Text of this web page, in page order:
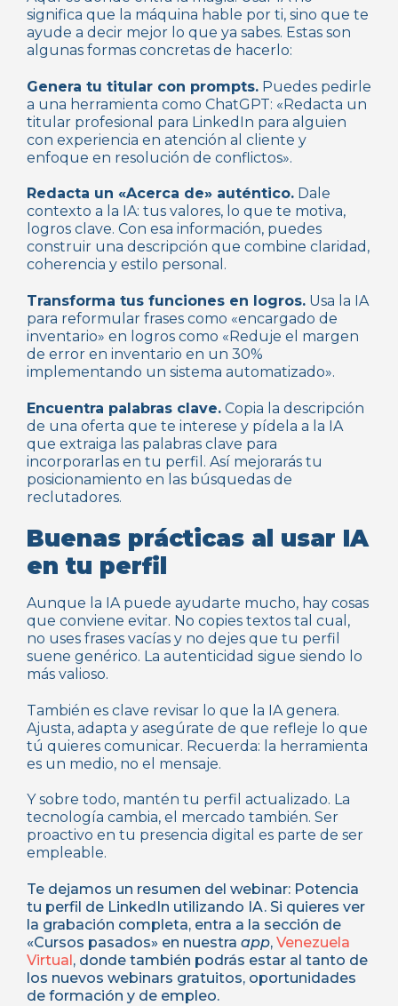
significa que la máquina hable por ti, sino que te
ayude a decir mejor lo que ya sabes. Estas son
algunas formas concretas de hacerlo:
Genera tu titular con prompts. Puedes pedirle
a una herramienta como ChatGPT: «Redacta un
titular profesional para LinkedIn para alguien
con experiencia en atención al cliente y
enfoque en resolución de conflictos».
Redacta un «Acerca de» auténtico. Dale
contexto a la IA: tus valores, lo que te motiva,
logros clave. Con esa información, puedes
construir una descripción que combine claridad,
coherencia y estilo personal.
Transforma tus funciones en logros. Usa la IA
para reformular frases como «encargado de
inventario» en logros como «Reduje el margen
de error en inventario en un 30%
implementando un sistema automatizado».
Encuentra palabras clave. Copia la descripción
de una oferta que te interese y pídela a la IA
que extraiga las palabras clave para
incorporarlas en tu perfil. Así mejorarás tu
posicionamiento en las búsquedas de
reclutadores.
Buenas prácticas al usar IA
en tu perfil
Aunque la IA puede ayudarte mucho, hay cosas
que conviene evitar. No copies textos tal cual,
no uses frases vacías y no dejes que tu perfil
suene genérico. La autenticidad sigue siendo lo
más valioso.
También es clave revisar lo que la IA genera.
Ajusta, adapta y asegúrate de que refleje lo que
tú quieres comunicar. Recuerda: la herramienta
es un medio, no el mensaje.
Y sobre todo, mantén tu perfil actualizado. La
tecnología cambia, el mercado también. Ser
proactivo en tu presencia digital es parte de ser
empleable.
Te dejamos un resumen del webinar: Potencia
tu perfil de LinkedIn utilizando IA. Si quieres ver
la grabación completa, entra a la sección de
«Cursos pasados» en nuestra app, Venezuela
Virtual, donde también podrás estar al tanto de
los nuevos webinars gratuitos, oportunidades
de formación y de empleo.